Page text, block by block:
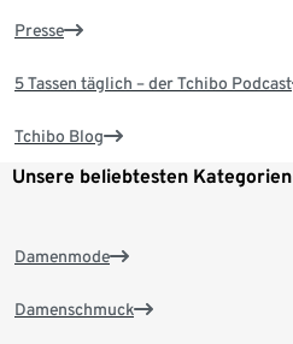
Presse
5 Tassen täglich – der Tchibo Podcast
Tchibo Blog
Unsere beliebtesten Kategorien
Damenmode
Damenschmuck